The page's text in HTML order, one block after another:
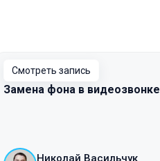
Смотреть запись
Замена фона в видеозвонке
Николай Васильчук